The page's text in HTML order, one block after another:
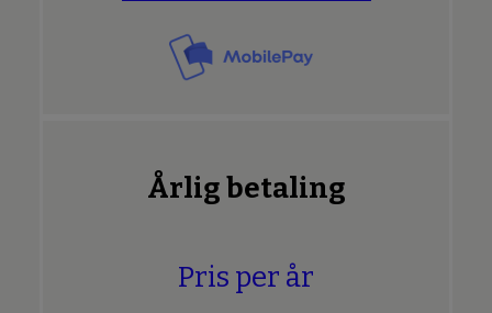
Årlig betaling
Pris per år